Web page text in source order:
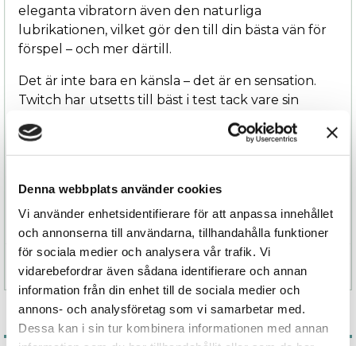
Denna webbplats använder cookies
Vi använder enhetsidentifierare för att anpassa innehållet
och annonserna till användarna, tillhandahålla funktioner
för sociala medier och analysera vår trafik. Vi
vidarebefordrar även sådana identifierare och annan
information från din enhet till de sociala medier och
annons- och analysföretag som vi samarbetar med.
Dessa kan i sin tur kombinera informationen med annan
eleganta vibratorn även den naturliga
lubrikationen, vilket gör den till din bästa vän för
förspel – och mer därtill.
Det är inte bara en känsla – det är en sensation.
Twitch har utsetts till bäst i test tack vare sin
kraftfulla motor, ergonomiska design och
silkeslena kropp i kroppssäkert silikon.
Uppladdningsbar och vattentålig, redo för
Redo att låta Twitch förändra ditt sätt att njuta?
Specifikation